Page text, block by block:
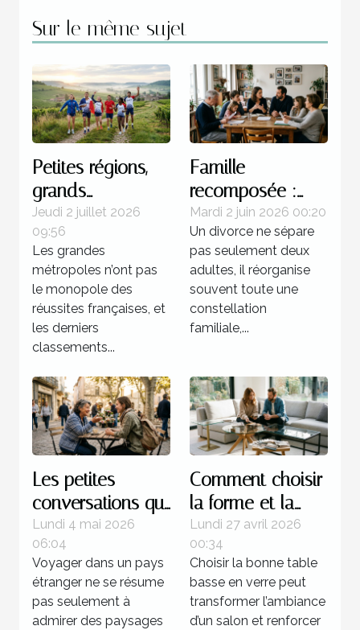
Sur le même sujet
Petites régions,
grands
champions : une
réalité française
Jeudi 2 juillet 2026
09:56
Les grandes
métropoles n’ont pas
le monopole des
réussites françaises, et
les derniers
classements...
Famille
recomposée :
quels enjeux
juridiques après
une séparation ?
Mardi 2 juin 2026 00:20
Un divorce ne sépare
pas seulement deux
adultes, il réorganise
souvent toute une
constellation
familiale,...
Les petites
conversations qui
transforment
l’expérience d’un
pays
Lundi 4 mai 2026
06:04
Voyager dans un pays
étranger ne se résume
pas seulement à
admirer des paysages
Comment choisir
la forme et la
couleur de votre
table basse en
verre ?
Lundi 27 avril 2026
00:34
Choisir la bonne table
basse en verre peut
transformer l’ambiance
d’un salon et renforcer